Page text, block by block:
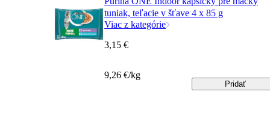
tuniak, teľacie v šťave 4 x 85 g
Viac z kategórie
3,15 €
9,26 €/kg
Pridať